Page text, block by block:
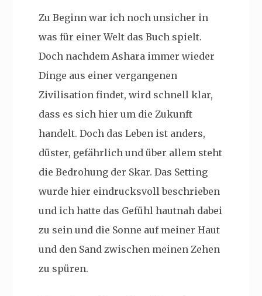
Zu Beginn war ich noch unsicher in
was für einer Welt das Buch spielt.
Doch nachdem Ashara immer wieder
Dinge aus einer vergangenen
Zivilisation findet, wird schnell klar,
dass es sich hier um die Zukunft
handelt. Doch das Leben ist anders,
düster, gefährlich und über allem steht
die Bedrohung der Skar. Das Setting
wurde hier eindrucksvoll beschrieben
und ich hatte das Gefühl hautnah dabei
zu sein und die Sonne auf meiner Haut
und den Sand zwischen meinen Zehen
zu spüren.